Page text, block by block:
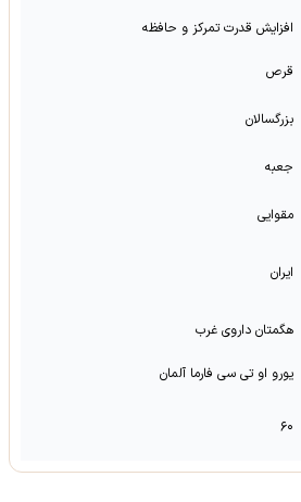
افزایش قدرت تمرکز و حافظه
قرص
بزرگسالان
جعبه
مقوایی
ایران
هگمتان داروی غرب
یورو او تی سی فارما آلمان
۶۰